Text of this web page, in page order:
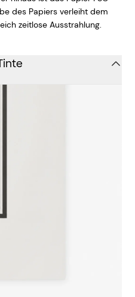
des Papiers verleiht dem
zeitlose Ausstrahlung.